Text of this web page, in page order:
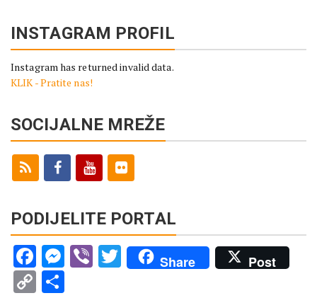
INSTAGRAM PROFIL
Instagram has returned invalid data.
KLIK - Pratite nas!
SOCIJALNE MREŽE
PODIJELITE PORTAL
Facebook
Messenger
ViberTwitter
Share Post
Copy